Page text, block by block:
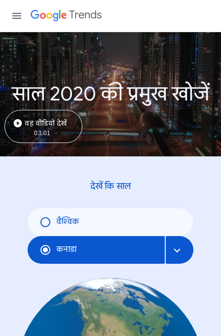
Trends
साल 2020 की प्रमुख खोजें
वह वीडियो देखें
03:01
देखें कि साल
वैश्विक
कनाडा